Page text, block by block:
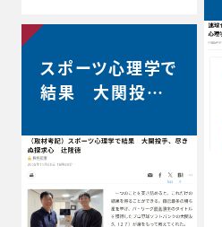
の違い」は、続々と重
決定しました。第4版
からの帯には、ソフト
バンクホークス大関
葉もいただいていま
す！この本が、より多く
のみなさまのお役に
立つことができれば
と願っております。■
スポーツ心理学で
結果 大関投手、
日新聞デジタル】